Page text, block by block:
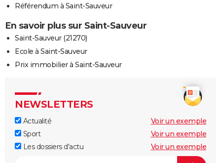
Référendum à Saint-Sauveur
En savoir plus sur Saint-Sauveur
Saint-Sauveur (21270)
Ecole à Saint-Sauveur
Prix immobilier à Saint-Sauveur
NEWSLETTERS
Actualité
Voir un exemple
Sport
Voir un exemple
Les dossiers d'actu
Voir un exemple